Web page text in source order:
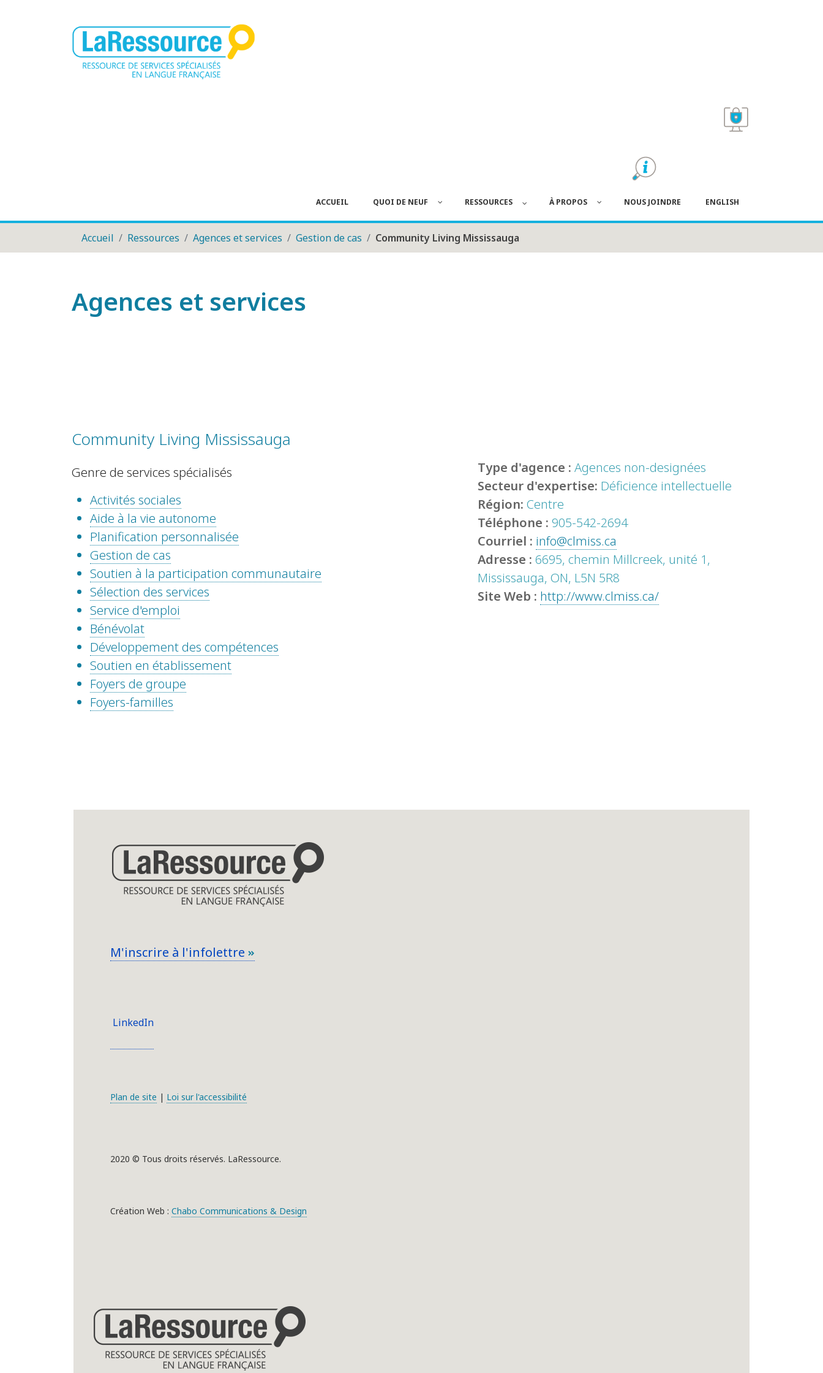
ACCUEIL QUOI DE NEUF RESSOURCES À PROPOS NOUS JOINDRE ENGLISH
Accueil Ressources Agences et services Gestion de cas Community Living Mississauga
Agences et services
Community Living Mississauga
Genre de services spécialisés
Activités sociales
Aide à la vie autonome
Planification personnalisée
Gestion de cas
Soutien à la participation communautaire
Sélection des services
Service d'emploi
Bénévolat
Développement des compétences
Soutien en établissement
Foyers de groupe
Foyers-familles
Type d'agence : Agences non-designées
Secteur d'expertise: Déficience intellectuelle
Région: Centre
Téléphone : 905-542-2694
Courriel : info@clmiss.ca
Adresse : 6695, chemin Millcreek, unité 1,
Mississauga, ON, L5N 5R8
Site Web : http://www.clmiss.ca/
M'inscrire à l'infolettre
LinkedIn
Plan de site | Loi sur l'accessibilité
2020 © Tous droits réservés. LaRessource.
Création Web : Chabo Communications & Design